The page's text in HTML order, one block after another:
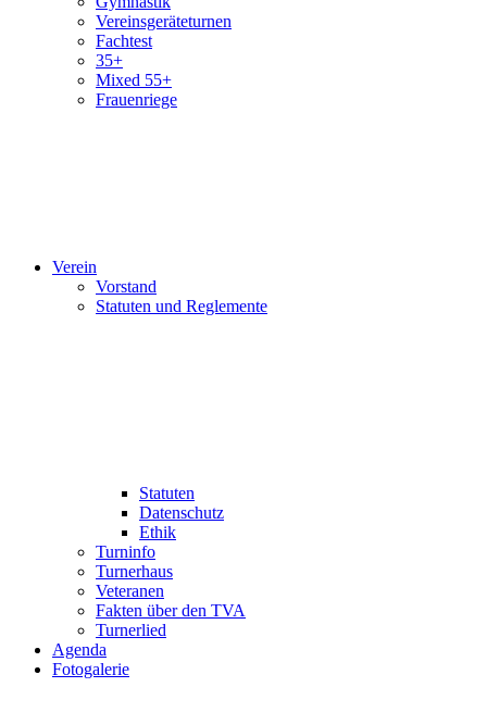
Vereinsgeräteturnen
Fachtest
35+
Mixed 55+
Frauenriege
Verein
Vorstand
Statuten und Reglemente
Statuten
Datenschutz
Ethik
Turninfo
Turnerhaus
Veteranen
Fakten über den TVA
Turnerlied
Agenda
Fotogalerie